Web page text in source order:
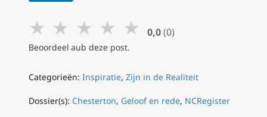
★ ★ ★ ★ ★ 0,0 (0)
Beoordeel aub deze post.
Categorieën: Inspiratie, Zijn in de Realiteit
Dossier(s): Chesterton, Geloof en rede, NCRegister